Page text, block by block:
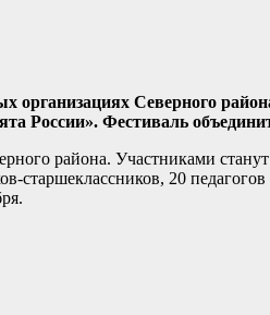
организациях Северного
России». Фестиваль
района. Участниками
старшеклассников, 20